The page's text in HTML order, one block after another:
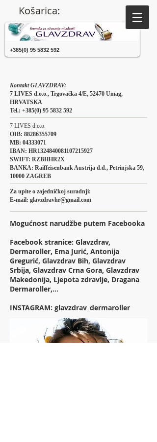
Košarica:
+385(0) 95 5832 592
Kontakt GLAVZDRAV:
7 LIVES d.o.o., Trgovačka 4/E, 52470 Umag,
HRVATSKA
Tel.: +385(0) 95 5832 592
7 LIVES d.o.o.
OIB: 88286355709
MB: 04333071
IBAN: HR1324840081107215927
SWIFT: RZBHHR2X
BANKA: Raiffeisenbank Austrija d.d., Petrinjska 59,
10000 ZAGREB
Za upite o zajedničkoj suradnji:
E-mail: glavzdravhr@gmail.com
Mogućnost narudžbe putem Facebooka
Facebook stranice: Glavzdrav,
Dermaroller, Ema Jurić, Antonija
Gregurić, Glavzdrav Bih, Glavzdrav
Srbija, Glavzdrav Crna Gora, Glavzdrav
Makedonija, Ljepota zdravlje, Dragana
Dermaroller,...
INSTAGRAM: glavzdrav_dermaroller